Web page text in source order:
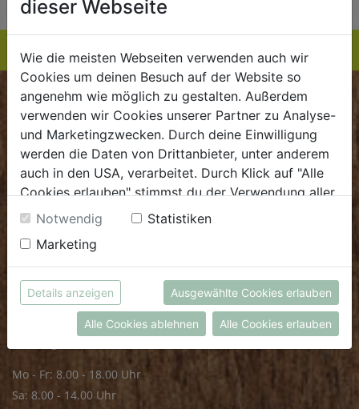
BIOKISTE
Kundenservice
Mo - Do: 8.00 - 16.00 Uhr
Fr: 8.00 - 15.00 Uhr
.dieBiokiste@biohof.at
.+43 7272 2597
FRISCHMARKT
Mo - Fr: 8.00 - 18.00 Uhr
Sa: 8.00 - 14.00 Uhr
dieser Webseite
Wie die meisten Webseiten verwenden auch wir
Cookies um deinen Besuch auf der Website so
angenehm wie möglich zu gestalten. Außerdem
verwenden wir Cookies unserer Partner zu Analyse-
und Marketingzwecken. Durch deine Einwilligung
werden die Daten von Drittanbieter, unter anderem
auch in den USA, verarbeitet. Durch Klick auf "Alle
Cookies erlauben" stimmst du der Verwendung aller
Cookies zu. Unter "Details anzeigen" findest du alle
Infos zu den unterschiedlichen Cookies, du kannst
auch entscheiden, welche Cookies du erlauben
möchtest.
Weitere Informationen findest du in unserer
Datenschutzerklärung
bzw. imImpressum
Notwendig
Statistiken
Marketing
Details anzeigen Ausgewählte Cookies erlauben
Alle Cookies ablehnen Alle Cookies erlauben